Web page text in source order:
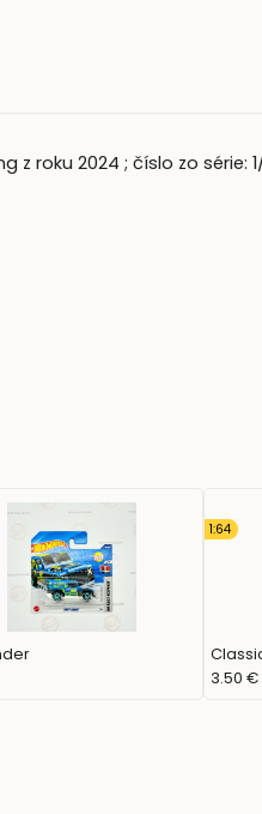
z roku 2024 ; číslo zo série:
1:64
3.50 €